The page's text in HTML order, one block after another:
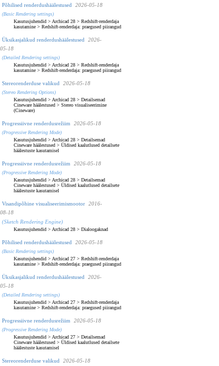
Põhilised renderdushäälestused 2026-05-18
(Basic Rendering settings)
Kasutusjuhendid > Archicad 28 > Redshift-renderdaja
kasutamine > Redshift-renderdaja: praegused piirangud
Üksikasjalikud renderdushäälestused
2026-
05-18
(Detailed Rendering settings)
Kasutusjuhendid > Archicad 28 > Redshift-renderdaja
kasutamine > Redshift-renderdaja: praegused piirangud
Stereorenderduse valikud 2026-05-18
(Stereo Rendering Options)
Kasutusjuhendid > Archicad 28 > Detailsemad
Cineware häälestused > Stereo visualiseerimine
(Cineware)
Progressiivne renderdusrežiim 2026-05-18
(Progressive Rendering Mode)
Kasutusjuhendid > Archicad 28 > Detailsemad
Cineware häälestused > Üldised kaalutlused detailsete
häälestuste kasutamisel
Progressiivne renderdusrežiim 2026-05-18
(Progressive Rendering Mode)
Kasutusjuhendid > Archicad 28 > Detailsemad
Cineware häälestused > Üldised kaalutlused detailsete
häälestuste kasutamisel
Visandipõhine visualiseerimismootor
2016-
08-18
(Sketch Rendering Engine)
Kasutusjuhendid > Archicad 28 > Dialoogaknad
Põhilised renderdushäälestused 2026-05-18
(Basic Rendering settings)
Kasutusjuhendid > Archicad 27 > Redshift-renderdaja
kasutamine > Redshift-renderdaja: praegused piirangud
Üksikasjalikud renderdushäälestused
2026-
05-18
(Detailed Rendering settings)
Kasutusjuhendid > Archicad 27 > Redshift-renderdaja
kasutamine > Redshift-renderdaja: praegused piirangud
Progressiivne renderdusrežiim 2026-05-18
(Progressive Rendering Mode)
Kasutusjuhendid > Archicad 27 > Detailsemad
Cineware häälestused > Üldised kaalutlused detailsete
häälestuste kasutamisel
Stereorenderduse valikud 2026-05-18